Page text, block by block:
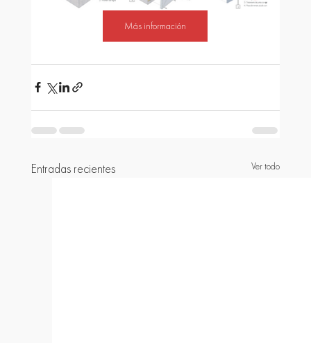
Más información
Entradas recientes Ver todo